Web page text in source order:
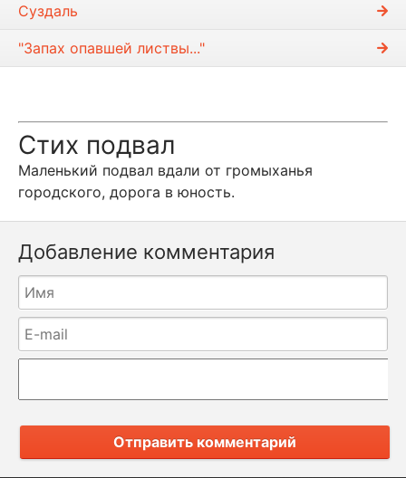
Суздаль
"Запах опавшей листвы..."
Стих подвал
Маленький подвал вдали от громыханья
городского, дорога в юность.
Добавление комментария
Отправить комментарий